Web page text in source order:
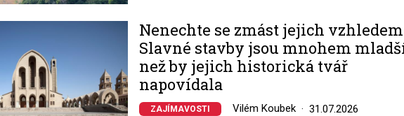
Nenechte se zmást jejich
Slavné stavby jsou mnohem
než by jejich historická tvář
napovídala
ZAJÍMAVOSTI Vilém Koubek 31.07.2026